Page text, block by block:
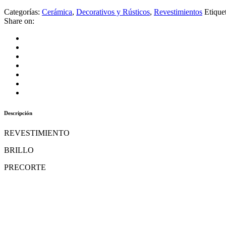
Categorías: Cerámica, Decorativos y Rústicos, Revestimientos
Share on:
Descripción
REVESTIMIENTO
BRILLO
PRECORTE